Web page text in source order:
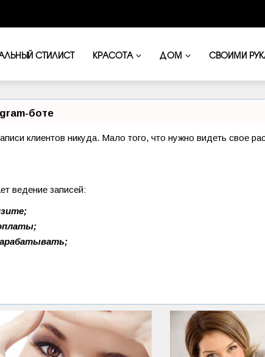
СТИЛИСТ КРАСОТА ДОМ СВОИМИ
боте
клиентов никуда. Мало того, что нужно видеть свое
ведение записей: